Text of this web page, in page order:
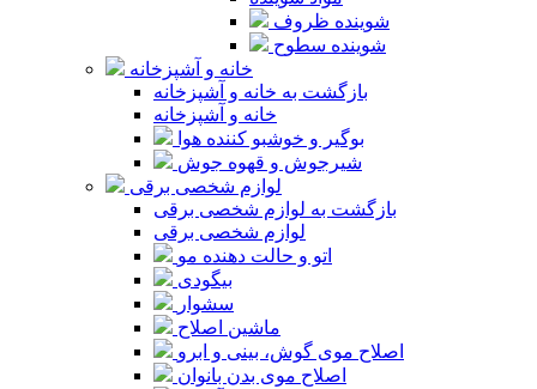
شوینده ظروف
شوینده سطوح
خانه و آشپزخانه
بازگشت به خانه و آشپزخانه
خانه و آشپزخانه
بوگیر و خوشبو کننده هوا
شیرجوش و قهوه جوش
لوازم شخصی برقی
بازگشت به لوازم شخصی برقی
لوازم شخصی برقی
اتو و حالت دهنده مو
بیگودی
سشوار
ماشین اصلاح
اصلاح موی گوش، بینی و ابرو
اصلاح موی بدن بانوان